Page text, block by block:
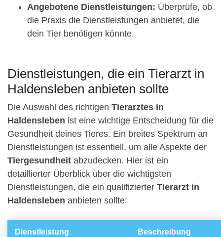
Angebotene Dienstleistungen: Überprüfe, ob
die Praxis die Dienstleistungen anbietet, die
dein Tier benötigen könnte.
Dienstleistungen, die ein Tierarzt in
Haldensleben anbieten sollte
Die Auswahl des richtigen Tierarztes in
Haldensleben ist eine wichtige Entscheidung für die
Gesundheit deines Tieres. Ein breites Spektrum an
Dienstleistungen ist essentiell, um alle Aspekte der
Tiergesundheit abzudecken. Hier ist ein
detaillierter Überblick über die wichtigsten
Dienstleistungen, die ein qualifizierter Tierarzt in
Haldensleben anbieten sollte:
Dienstleistung Beschreibung